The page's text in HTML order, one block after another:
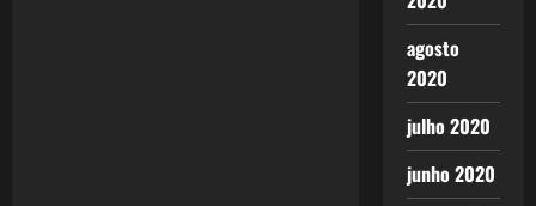
agosto
2020
julho 2020
junho 2020